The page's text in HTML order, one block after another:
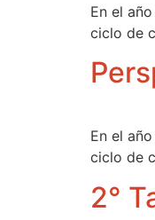
En el
ciclo de
En el
ciclo de
2°